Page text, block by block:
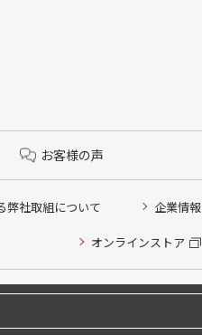
お客様の声
弊社取組について 企業情報
オンラインストア